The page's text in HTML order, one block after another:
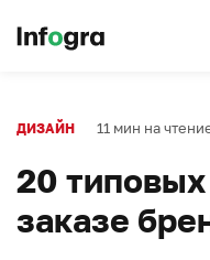
ДИЗАЙН 11 мин на
20
заказе